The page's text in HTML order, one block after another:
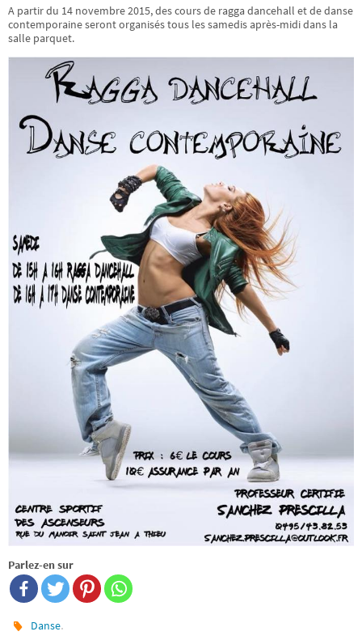
A partir du 14 novembre 2015, des cours de ragga dancehall et de danse
contemporaine seront organisés tous les samedis après-midi dans la
salle parquet.
Parlez-en sur
Danse.